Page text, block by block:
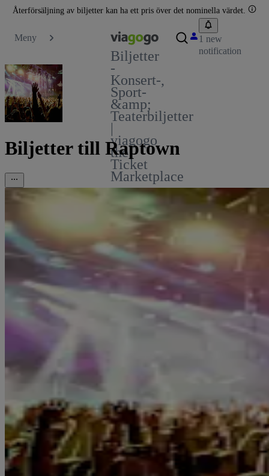
Återförsäljning av biljetter kan ha ett pris över det nominella värdet.
Meny
Biljetter
-
Konsert-,
Sport-
&amp;
Teaterbiljetter
|
viagogo
the
Ticket
Marketplace
1 new
notification
Biljetter till Raptown